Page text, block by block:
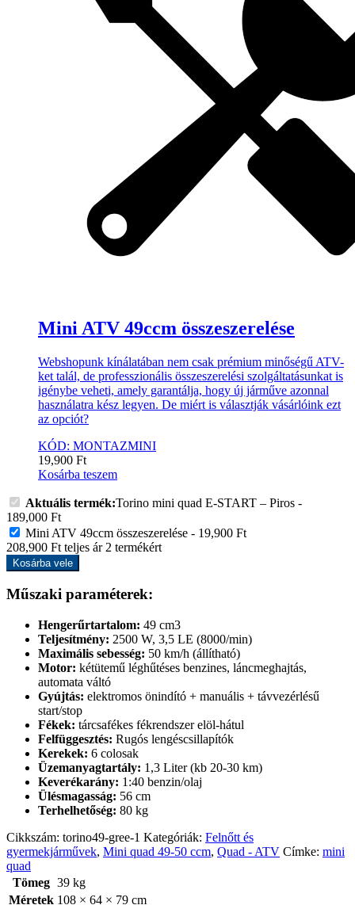
Mini ATV 49ccm összeszerelése
Webshopunk kínálatában nem csak prémium minőségű ATV-
ket talál, de professzionális összeszerelési szolgáltatásunkat is
igénybe veheti, amely garantálja, hogy új járműve azonnal
használatra kész legyen. De miért is választják vásárlóink ezt
az opciót?
KÓD: MONTAZMINI
19,900 Ft
Kosárba teszem
Aktuális termék:Torino mini quad E-START – Piros -
189,000 Ft
Mini ATV 49ccm összeszerelése - 19,900 Ft
208,900 Ft teljes ár 2 termékért
Kosárba vele
Műszaki paraméterek:
Hengerűrtartalom: 49 cm3
Teljesítmény: 2500 W, 3,5 LE (8000/min)
Maximális sebesség: 50 km/h (állítható)
Motor: kétütemű léghűtéses benzines, láncmeghajtás,
automata váltó
Gyújtás: elektromos önindító + manuális + távvezérlésű
start/stop
Fékek: tárcsafékes fékrendszer elöl-hátul
Felfüggesztés: Rugós lengéscsillapítók
Kerekek: 6 colosak
Üzemanyagtartály: 1,3 Liter (kb 20-30 km)
Keverékarány: 1:40 benzin/olaj
Ülésmagasság: 56 cm
Terhelhetőség: 80 kg
Cikkszám: torino49-gree-1 Kategóriák: Felnőtt és
gyermekjárművek, Mini quad 49-50 ccm, Quad - ATV Címke: mini
quad
Tömeg 39 kg
Méretek 108 × 64 × 79 cm